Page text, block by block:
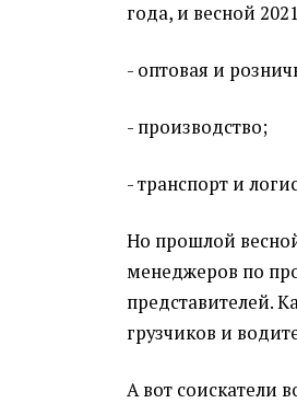
года, и весной
- оптовая и
- производство;
- транспорт и
Но прошлой
менеджеров по
представителей.
грузчиков и
А вот соискатели